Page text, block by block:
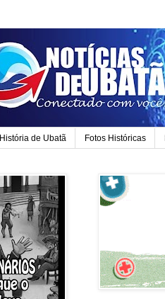
História de Ubatã Fotos Históricas